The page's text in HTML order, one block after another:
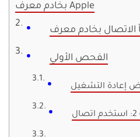
بخادم معرف Apple
الفحص الأولي
إعادة التشغيل